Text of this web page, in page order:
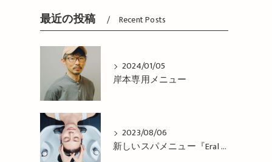
最近の投稿 Recent Posts
2024/01/05
岸本専用メニュー
2023/08/06
新しいスパメニュー『Eral Head Cure』が 登場！姫路市の美容院BEREA(ベレア)はお客様のキレイを叶える美容室／ヘアサロン